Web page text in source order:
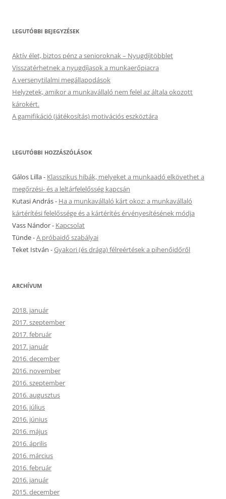
LEGUTÓBBI BEJEGYZÉSEK
Aktív élet, biztos pénz a senioroknak – Nyugdíjtöbblet
Visszatérhetnek a nyugdíjasok a munkaerőpiacra
A versenytilalmi megállapodások
Helyzetek, amikor a munkavállaló nem felel az általa okozott
károkért.
A gamifikáció (játékosítás) motivációs eszköztára
LEGUTÓBBI HOZZÁSZÓLÁSOK
Gálos Lilla- Klasszikus hibák, melyeket a munkaadó elkövethet a
megőrzési- és a leltárfelelősség kapcsán
Kutasi András- Ha a munkavállaló kárt okoz: a munkavállaló
kártérítési felelőssége és a kártérítés érvényesítésének módja
Vass Nándor- Kapcsolat
Tünde-A próbaidő szabályai
Teket István -Gyakori (és drága) félreértések a pihenőidőről
ARCHÍVUM
2018. január
2017. szeptember
2017. február
2017. január
2016. december
2016. november
2016. szeptember
2016. augusztus
2016. július
2016. június
2016. május
2016. április
2016. március
2016. február
2016. január
2015. december